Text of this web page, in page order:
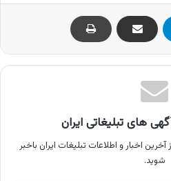
های تبلیغاتی ایران
اخبار و اطلاعات تبلیغات ایران باخبر
شوید.